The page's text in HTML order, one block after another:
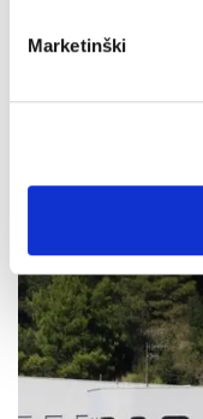
Marketinški
Kotišini